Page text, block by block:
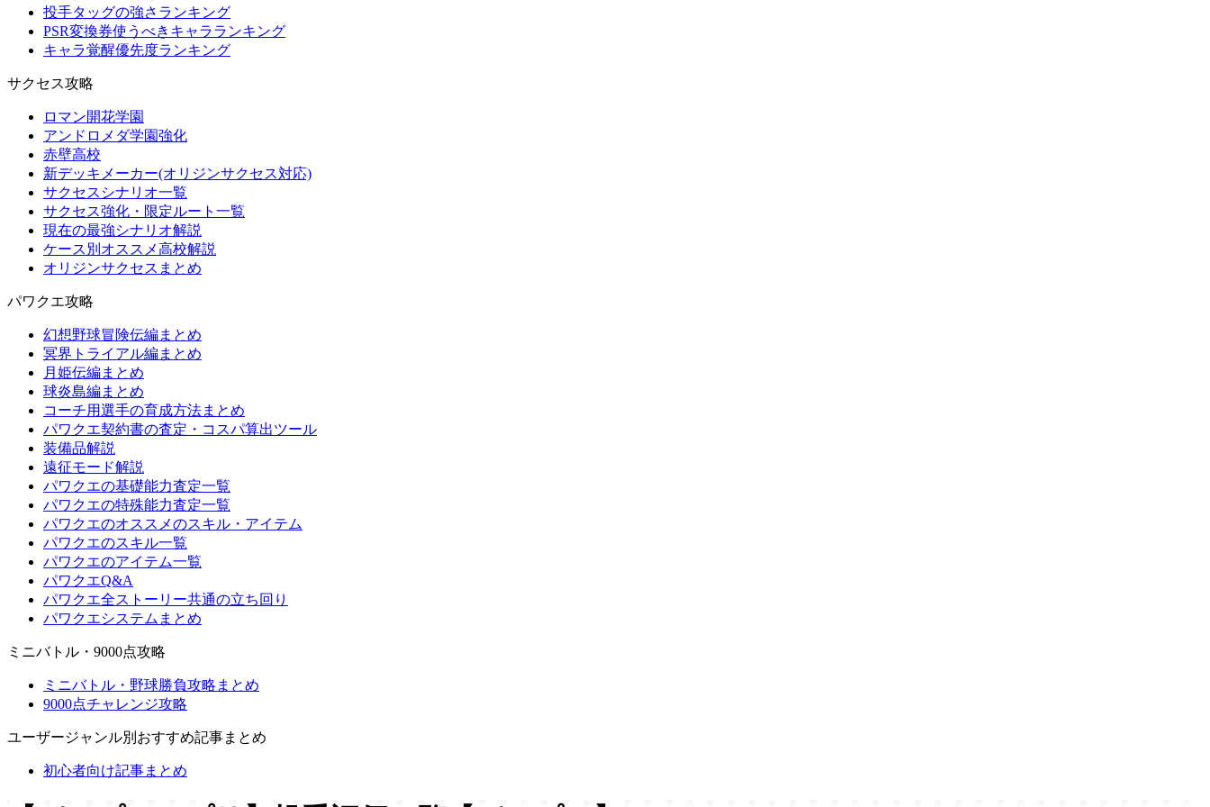
投手タッグの強さランキング
PSR変換券使うべきキャラランキング
キャラ覚醒優先度ランキング
サクセス攻略
ロマン開花学園
アンドロメダ学園強化
赤壁高校
新デッキメーカー(オリジンサクセス対応)
サクセスシナリオ一覧
サクセス強化・限定ルート一覧
現在の最強シナリオ解説
ケース別オススメ高校解説
オリジンサクセスまとめ
パワクエ攻略
幻想野球冒険伝編まとめ
冥界トライアル編まとめ
月姫伝編まとめ
球炎島編まとめ
コーチ用選手の育成方法まとめ
パワクエ契約書の査定・コスパ算出ツール
装備品解説
遠征モード解説
パワクエの基礎能力査定一覧
パワクエの特殊能力査定一覧
パワクエのオススメのスキル・アイテム
パワクエのスキル一覧
パワクエのアイテム一覧
パワクエQ&A
パワクエ全ストーリー共通の立ち回り
パワクエシステムまとめ
ミニバトル・9000点攻略
ミニバトル・野球勝負攻略まとめ
9000点チャレンジ攻略
ユーザージャンル別おすすめ記事まとめ
初心者向け記事まとめ